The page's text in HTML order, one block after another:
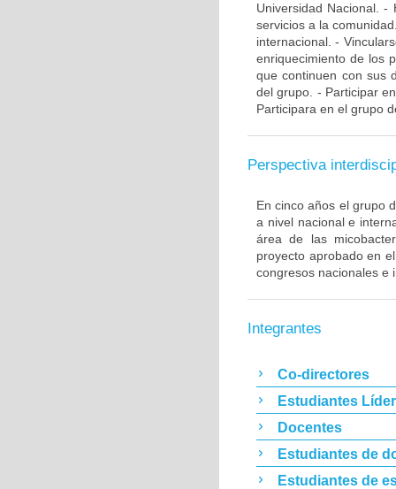
Universidad Nacional. -
servicios a la
internacional. -
enriquecimiento de los
que continuen con sus
del grupo. - Participar
Participara en el grupo
Perspectiva
En cinco años el grupo
a nivel nacional e
área de las
proyecto aprobado en
congresos nacionales e
Integrantes
Co-directores
Estudiantes
Docentes
Estudiantes de
Estudiantes de